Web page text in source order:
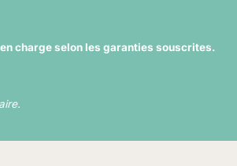
charge selon les garanties souscrites.